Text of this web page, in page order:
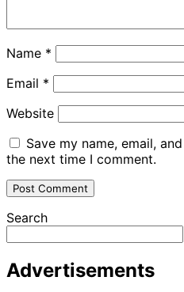
Name *
Email *
Website
Save my name, email,
the next time I comment.
Search
Advertisements